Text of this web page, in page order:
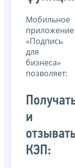
Мобильное
приложение
«Подпись
для
бизнеса»
позволяет:
и
КЭП: